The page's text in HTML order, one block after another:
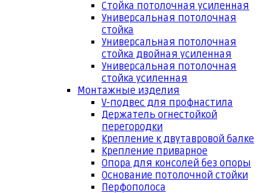
Стойка потолочная усиленная
Универсальная потолочная
стойка
Универсальная потолочная
стойка двойная усиленная
Универсальная потолочная
стойка усиленная
Монтажные изделия
V-подвес для профнастила
Держатель огнестойкой
перегородки
Крепление к двутавровой балке
Крепление приварное
Опора для консолей без опоры
Основание потолочной стойки
Перфополоса